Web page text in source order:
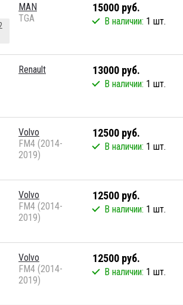
MAN
TGA
15000 руб.
В наличии: 1 шт.
Renault 13000 руб.
В наличии: 1 шт.
Volvo
FM4 (2014-
2019)
12500 руб.
В наличии: 1 шт.
Volvo
FM4 (2014-
2019)
12500 руб.
В наличии: 1 шт.
Volvo
FM4 (2014-
2019)
12500 руб.
В наличии: 1 шт.